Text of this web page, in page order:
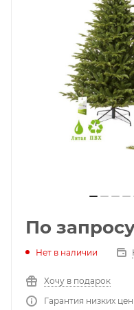
По
Нет в наличии
Хочу в подарок
Гарантия низких цен!